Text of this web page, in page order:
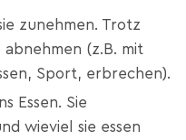
zunehmen. Trotz
(z.B. mit
Sport, erbrechen).
Essen. Sie
wieviel sie essen